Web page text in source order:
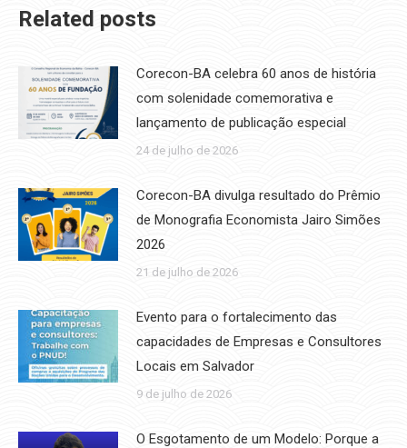
Related posts
Corecon-BA celebra 60 anos de história
com solenidade comemorativa e
lançamento de publicação especial
24 de julho de 2026
Corecon-BA divulga resultado do Prêmio
de Monografia Economista Jairo Simões
2026
21 de julho de 2026
Evento para o fortalecimento das
capacidades de Empresas e Consultores
Locais em Salvador
9 de julho de 2026
O Esgotamento de um Modelo: Porque a